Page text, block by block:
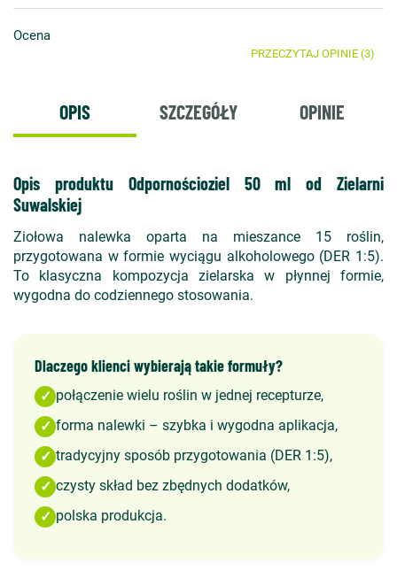
Ocena
PRZECZYTAJ OPINIE (3)
OPIS SZCZEGÓŁY OPINIE
Opis produktu Odpornościoziel 50 ml od Zielarni
Suwalskiej
Ziołowa nalewka oparta na mieszance 15 roślin,
przygotowana w formie wyciągu alkoholowego (DER 1:5).
To klasyczna kompozycja zielarska w płynnej formie,
wygodna do codziennego stosowania.
Dlaczego klienci wybierają takie formuły?
✓ połączenie wielu roślin w jednej recepturze,
✓ forma nalewki – szybka i wygodna aplikacja,
✓ tradycyjny sposób przygotowania (DER 1:5),
✓ czysty skład bez zbędnych dodatków,
✓ polska produkcja.